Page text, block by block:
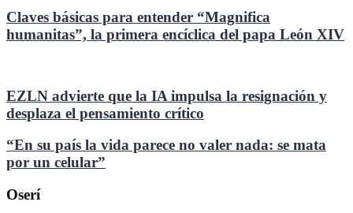
Claves básicas para entender “Magnifica
humanitas”, la primera encíclica del papa León XIV
EZLN advierte que la IA impulsa la resignación y
desplaza el pensamiento crítico
“En su país la vida parece no valer nada: se mata
por un celular”
Oserí